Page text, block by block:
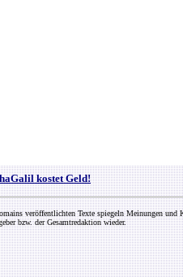
haGalil kostet Geld!
veröffentlichten Texte spiegeln Meinungen und
bzw. der Gesamtredaktion wieder.